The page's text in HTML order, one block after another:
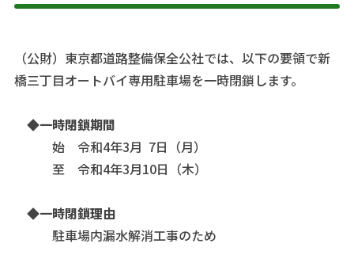
（公財）東京都道路整備保全公社では、以下の要領で新
橋三丁目オートバイ専用駐車場を一時閉鎖します。
◆一時閉鎖期間
始 令和4年3月 7日（月）
至 令和4年3月10日（木）
◆一時閉鎖理由
駐車場内漏水解消工事のため